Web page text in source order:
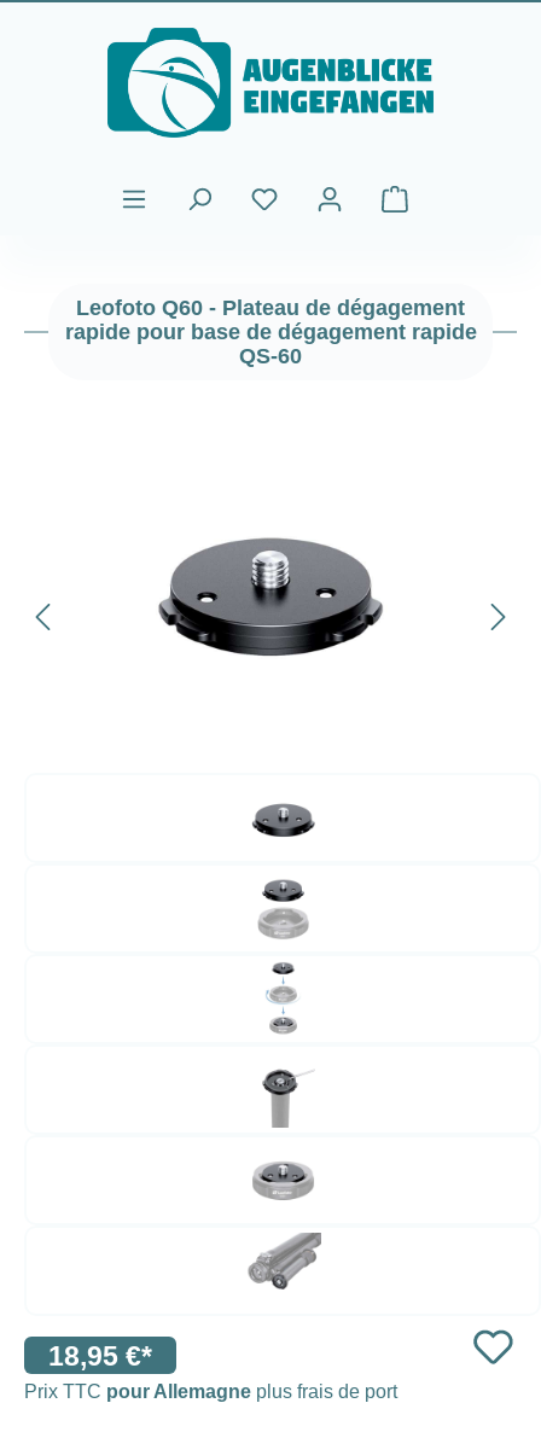
Passer au contenu principal
Le panier
Leofoto Q60 - Plateau de dégagement
rapide pour base de dégagement rapide
QS-60
18,95 €*
Prix TTC pour Allemagne plus frais de port